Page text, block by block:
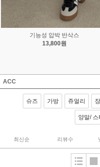
기능성 압박 반삭스
13,800원
ACC
슈즈 가방 쥬얼리
양말/ 스
최신순 리뷰수